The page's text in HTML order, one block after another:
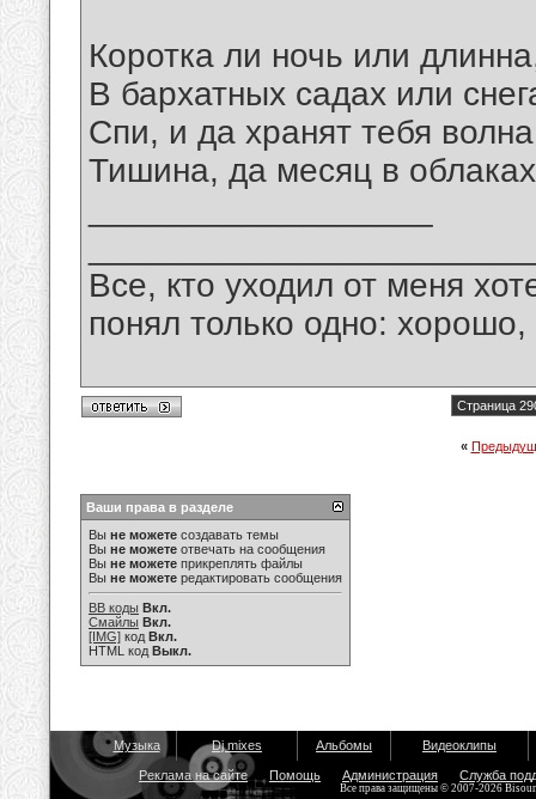
Коротка ли ночь или
В бархатных садах или
Спи, и да хранят тебя
Тишина, да месяц в
Все, кто уходил от меня
понял только одно:
Страница
«
Ваши права в разделе
Вы не можете создавать темы
Вы не можете отвечать на сообщения
Вы не можете прикреплять файлы
Вы не можете редактировать сообщения
BB коды Вкл.
Смайлы Вкл.
[IMG] код Вкл.
HTML код Выкл.
Музыка Dj mixes Альбомы Видеоклипы
Реклама на сайте Помощь Администрация Служба
Все права защищены © 2007-2026